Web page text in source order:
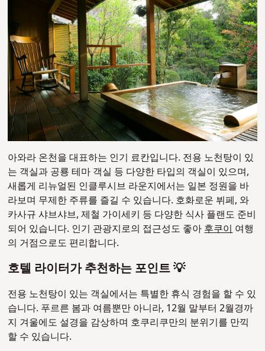
아와라 온천을 대표하는 인기 료칸입니다. 전용 노천탕이 있
는 객실과 공룡 테마 객실 등 다양한 타입의 객실이 있으며,
새롭게 리뉴얼된 인클루시브 라운지에서는 일본 정원을 바
라보며 무제한 주류를 즐길 수 있습니다. 호화로운 뷔페, 와
카사규 샤브샤브, 제철 가이세키 등 다양한 식사 플랜도 준비
되어 있습니다. 인기 관광지로의 접근성도 좋아후쿠이여행
의 거점으로도 편리합니다.
호텔 라이터가 추천하는 포인트 💡
전용 노천탕이 있는 객실에서는 특별한 휴식 경험을 할 수 있
습니다. 푸르른 봄과 여름뿐만 아니라, 12월 말부터 2월경까
지 겨울에도 설경을 감상하며 호쿠리쿠만의 분위기를 만끽
할 수 있습니다.